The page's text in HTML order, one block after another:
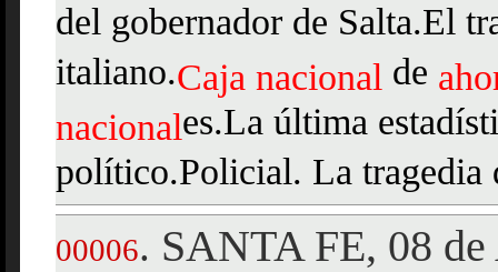
del gobernador de Salta.El
italiano.Caja nacional de
nacionales.La última
político.Policial. La tragedia
00006. SANTA FE, 08